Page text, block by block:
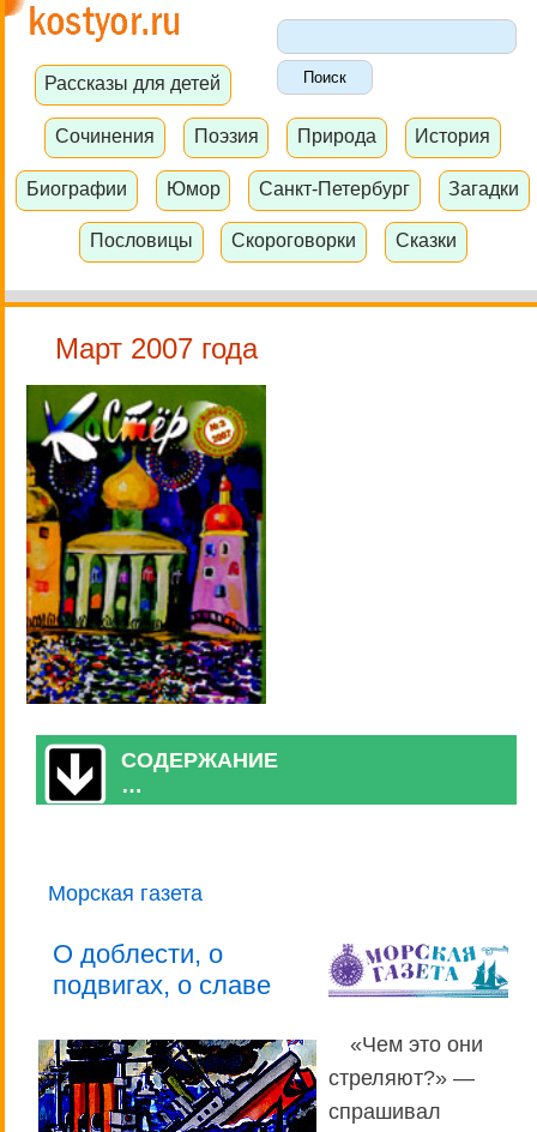
Рассказы для детей
Сочинения Поэзия Природа История
Биографии Юмор Санкт-Петербург Загадки
Пословицы Скороговорки Сказки
Март 2007 года
СОДЕРЖАНИЕ
…
Морская газета
О доблести, о
подвигах, о славе
«Чем это они
стреляют?» —
спрашивал